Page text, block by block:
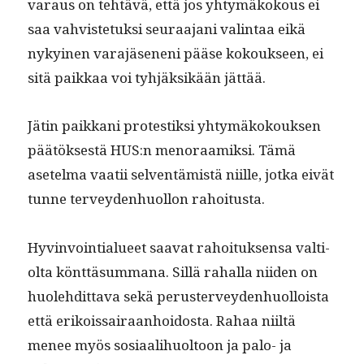
varaus on tehtävä, että jos yhtymäkok­ous ei
saa vahvis­te­tuk­si seu­raa­jani val­in­taa eikä
nykyi­nen vara­jäse­neni pääse kok­ouk­seen, ei
sitä paikkaa voi tyhjäk­sikään jättää.
Jätin paikkani protestik­si yhtymäkok­ouk­sen
päätök­ses­tä HUS:n meno­raamik­si. Tämä
asetel­ma vaatii sel­ven­tämistä niille, jot­ka eivät
tunne ter­vey­den­huol­lon rahoitusta.
Hyv­in­voin­tialueet saa­vat rahoituk­sen­sa val­ti­
ol­ta könt­tä­sum­mana. Sil­lä rahal­la niiden on
huole­hdit­ta­va sekä peruster­vey­den­huol­loista
että erikois­sairaan­hoi­dos­ta. Rahaa niiltä
menee myös sosi­aal­i­huoltoon ja palo- ja